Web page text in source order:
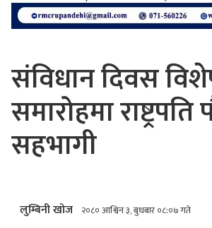
संविधान दिवस
समारोहमा
सहभागी
लुम्बिनी खोज २०८० आश्विन ३, बुधबार ०८:०७ गते